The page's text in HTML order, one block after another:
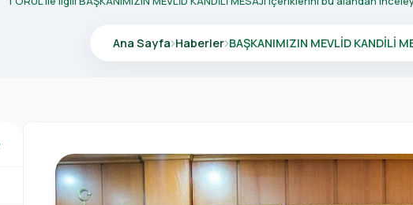
Ana Sayfa Haberler BAŞKANIMIZIN MEVLİD KANDİLİ